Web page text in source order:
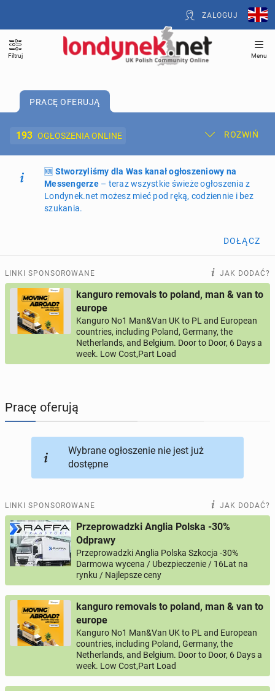
ZALOGUJ
Filtruj Menu
PRACĘ OFERUJĄ
193 OGŁOSZENIA ONLINE ROZWIŃ
Dodaj ogłoszenie Moje ogłoszenia
Oferta i cennik ogłoszeń
ogłoszenia online
PROFILE KANDYDATÓW 290profili online
USŁUGI 165ogłoszeń online
MOTORYZACJA 12ogłoszeń online
🆕 Stworzyliśmy dla Was kanał ogłoszeniowy na
Messengerze– teraz wszystkie świeże ogłoszenia z
Londynek.net możesz mieć pod ręką, codziennie i bez
szukania.
DOŁĄCZ
LINKI SPONSOROWANE JAK DODAĆ?
kanguro removals to poland, man & van to
europe
Kanguro No1 Man&Van UK to PL and European
countries, including Poland, Germany, the
Netherlands, and Belgium. Door to Door, 6 Days a
week. Low Cost,Part Load
Pracę oferują
Wybrane ogłoszenie nie jest już
dostępne
LINKI SPONSOROWANE JAK DODAĆ?
Przeprowadzki Anglia Polska -30%
Odprawy
Przeprowadzki Anglia Polska Szkocja -30%
Darmowa wycena / Ubezpieczenie / 16Lat na
rynku / Najlepsze ceny
kanguro removals to poland, man & van to
europe
Kanguro No1 Man&Van UK to PL and European
countries, including Poland, Germany, the
Netherlands, and Belgium. Door to Door, 6 Days a
week. Low Cost,Part Load